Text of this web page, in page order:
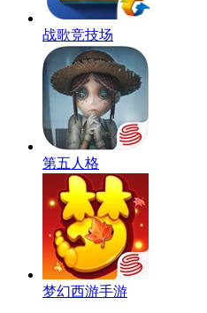
战歌竞技场
第五人格
梦幻西游手游